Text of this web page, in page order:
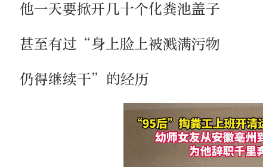
他一天要掀开几十个化粪池盖子
甚至有过“身上脸上被溅满污物
仍得继续干”的经历